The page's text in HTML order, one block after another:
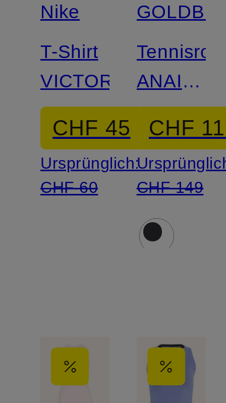
Nike
T-Shirt
VICTORY
CHF 45
Ursprünglich:
CHF 60
ANAIS
LONG
CHF
CHF 149